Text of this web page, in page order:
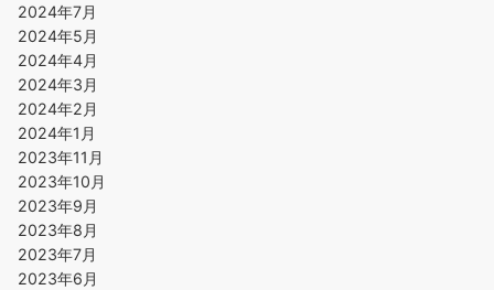
2024年7月
2024年5月
2024年4月
2024年3月
2024年2月
2024年1月
2023年11月
2023年10月
2023年9月
2023年8月
2023年7月
2023年6月